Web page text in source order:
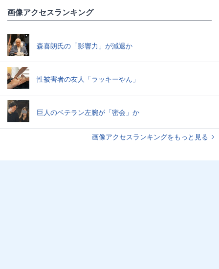
画像アクセスランキング
森喜朗氏の「影響力」が減退か
性被害者の友人「ラッキーやん」
巨人のベテラン左腕が「密会」か
画像アクセスランキングをもっと見る